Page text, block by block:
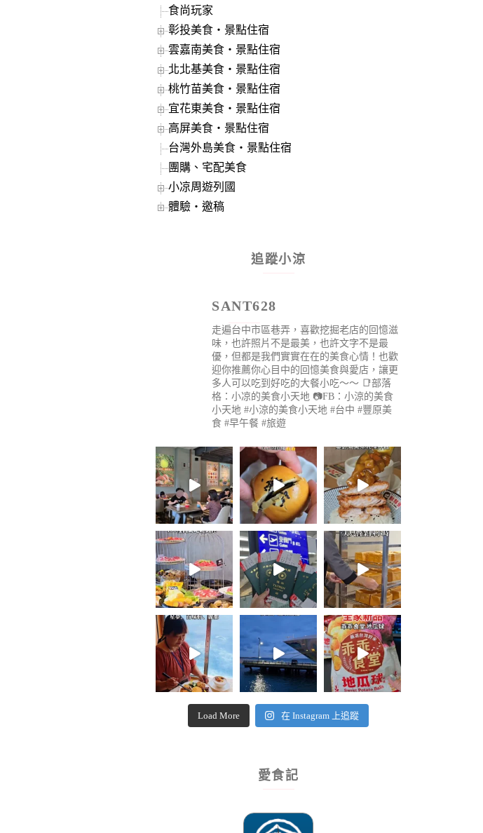
食尚玩家
彰投美食‧景點住宿
雲嘉南美食‧景點住宿
北北基美食‧景點住宿
桃竹苗美食‧景點住宿
宜花東美食‧景點住宿
高屏美食‧景點住宿
台灣外島美食‧景點住宿
團購、宅配美食
小凉周遊列國
體驗‧邀稿
追蹤小涼
SANT628
走遍台中市區巷弄，喜歡挖掘老店的回憶滋
味，也許照片不是最美，也許文字不是最
優，但都是我們實實在在的美食心情！也歡
迎你推薦你心目中的回憶美食與愛店，讓更
多人可以吃到好吃的大餐小吃～～ 📑部落
格：小凉的美食小天地 📷FB：小涼的美食
小天地 #小涼的美食小天地 #台中 #豐原美
食 #早午餐 #旅遊
Load More 在 Instagram 上追蹤
愛食記